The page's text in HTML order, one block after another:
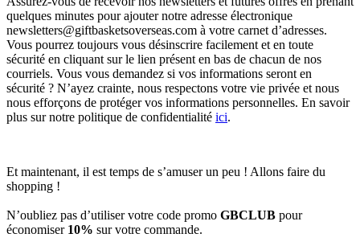
quelques minutes pour ajouter notre adresse électronique
newsletters@giftbasketsoverseas.com à votre carnet d’adresses.
Vous pourrez toujours vous désinscrire facilement et en toute
sécurité en cliquant sur le lien présent en bas de chacun de nos
courriels. Vous vous demandez si vos informations seront en
sécurité ? N’ayez crainte, nous respectons votre vie privée et nous
nous efforçons de protéger vos informations personnelles. En savoir
plus sur notre politique de confidentialité ici.
Et maintenant, il est temps de s’amuser un peu ! Allons faire du
shopping !
N’oubliez pas d’utiliser votre code promo GBCLUB pour
économiser 10% sur votre commande.